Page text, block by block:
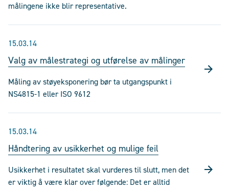
målingene ikke blir representative.
15.03.14
Valg av målestrategi og utførelse av målinger
Måling av støyeksponering bør ta utgangspunkt i
NS4815-1 eller ISO 9612
15.03.14
Håndtering av usikkerhet og mulige feil
Usikkerhet i resultatet skal vurderes til slutt, men det
er viktig å være klar over følgende: Det er alltid